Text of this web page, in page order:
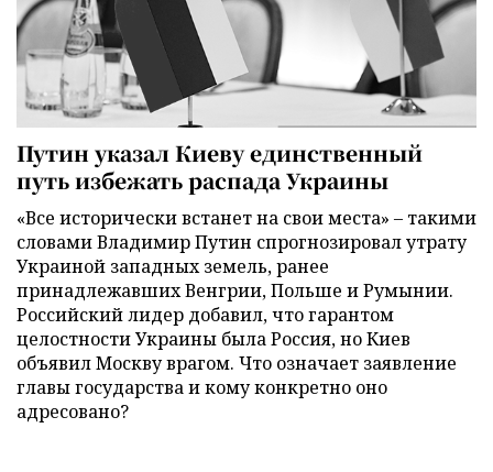
Путин указал Киеву единственный
путь избежать распада Украины
«Все исторически встанет на свои места» – такими
словами Владимир Путин спрогнозировал утрату
Украиной западных земель, ранее
принадлежавших Венгрии, Польше и Румынии.
Российский лидер добавил, что гарантом
целостности Украины была Россия, но Киев
объявил Москву врагом. Что означает заявление
главы государства и кому конкретно оно
адресовано?